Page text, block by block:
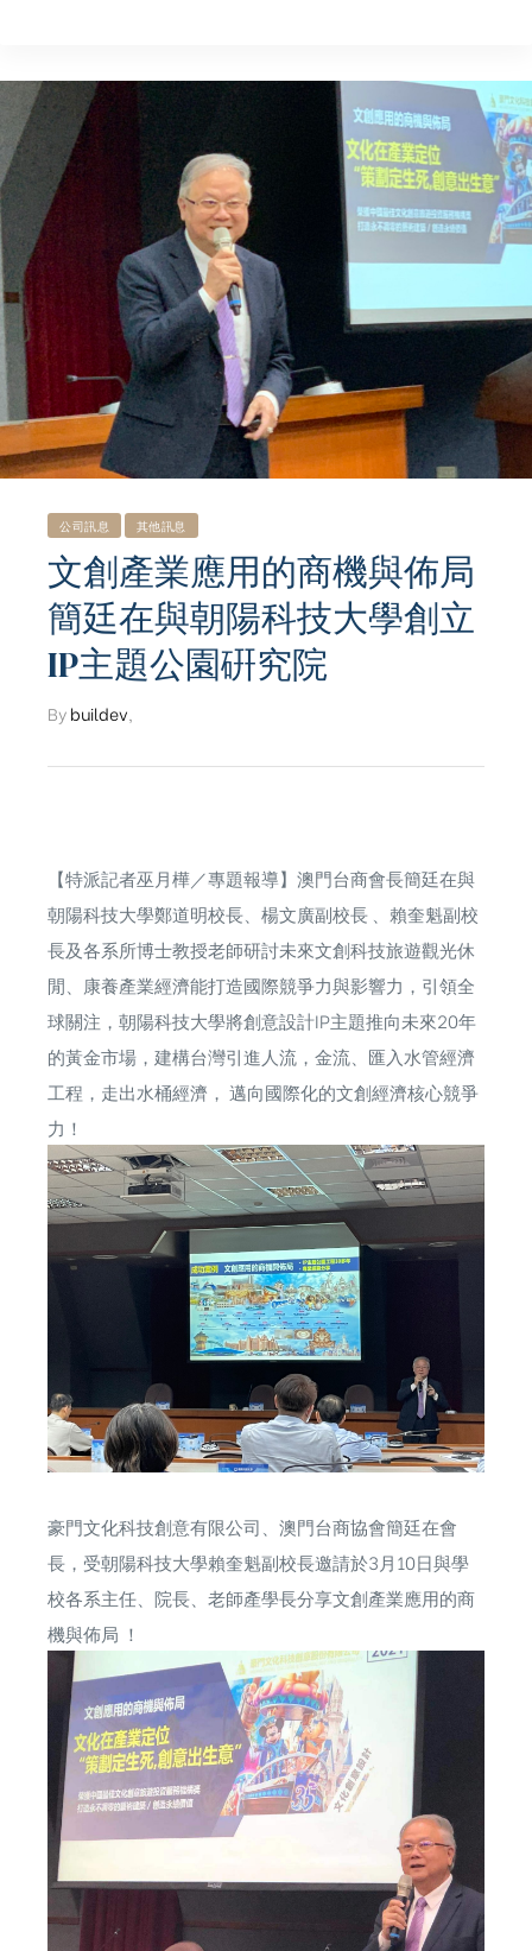
公司訊息 其他訊息
文創產業應用的商機與佈局
簡廷在與朝陽科技大學創立
IP主題公園硏究院
Bybuildev,
【特派記者巫月樺／專題報導】澳門台商會長簡廷在與
朝陽科技大學鄭道明校長、楊文廣副校長 、賴奎魁副校
長及各系所博士教授老師研討未來文創科技旅遊觀光休
閒、康養產業經濟能打造國際競爭力與影響力，引領全
球關注，朝陽科技大學將創意設計IP主題推向未來20年
的黃金市場，建構台灣引進人流，金流、匯入水管經濟
工程，走出水桶經濟， 邁向國際化的文創經濟核心競爭
力！
豪門文化科技創意有限公司、澳門台商協會簡廷在會
長，受朝陽科技大學賴奎魁副校長邀請於3月10日與學
校各系主任、院長、老師產學長分享文創產業應用的商
機與佈局 ！